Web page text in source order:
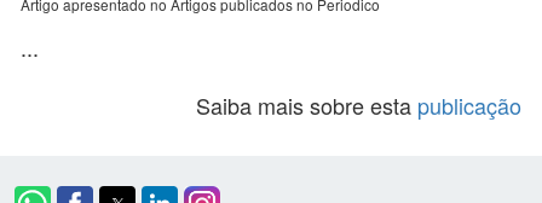
Artigo apresentado no Artigos publicados no Periodico
...
Saiba mais sobre esta publicação